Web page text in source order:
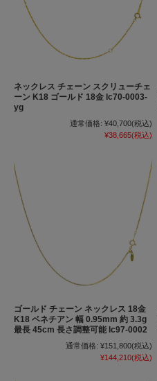
ネックレス チェーン スクリューチェ
ーン K18 ゴールド 18金 lc70-0003-
yg
通常価格: ¥40,700(税込)
¥38,665(税込)
ゴールド チェーン ネックレス 18金
K18 ベネチアン 幅 0.95mm 約 3.3g
最長 45cm 長さ調整可能 lc97-0002
通常価格: ¥151,800(税込)
¥144,210(税込)